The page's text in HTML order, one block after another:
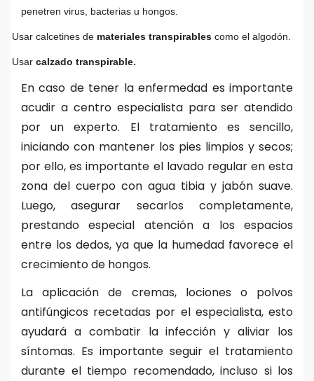
penetren virus, bacterias u hongos.
Usar calcetines de materiales transpirables como el algodón.
Usar calzado transpirable.
En caso de tener la enfermedad es importante
acudir a centro especialista para ser atendido
por un experto. El tratamiento es sencillo,
iniciando con mantener los pies limpios y secos;
por ello, es importante el lavado regular en esta
zona del cuerpo con agua tibia y jabón suave.
Luego, asegurar secarlos completamente,
prestando especial atención a los espacios
entre los dedos, ya que la humedad favorece el
crecimiento de hongos.
La aplicación de cremas, lociones o polvos
antifúngicos recetadas por el especialista, esto
ayudará a combatir la infección y aliviar los
síntomas. Es importante seguir el tratamiento
durante el tiempo recomendado, incluso si los